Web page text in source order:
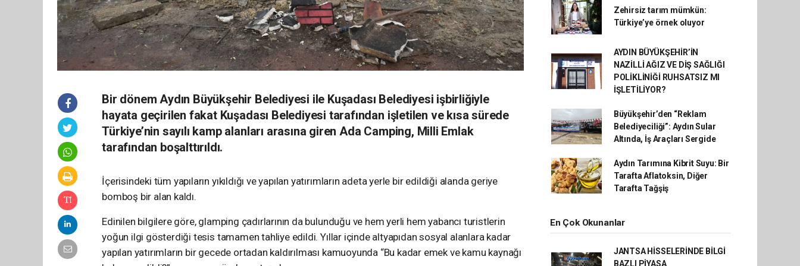
Bir dönem Aydın Büyükşehir Belediyesi ile Kuşadası Belediyesi işbirliğiyle
hayata geçirilen fakat Kuşadası Belediyesi tarafından işletilen ve kısa sürede
Türkiye’nin sayılı kamp alanları arasına giren Ada Camping, Milli Emlak
tarafından boşalttırıldı.
İçerisindeki tüm yapıların yıkıldığı ve yapılan yatırımların adeta yerle bir edildiği alanda geriye
bomboş bir alan kaldı.
Edinilen bilgilere göre, glamping çadırlarının da bulunduğu ve hem yerli hem yabancı turistlerin
yoğun ilgi gösterdiği tesis tamamen tahliye edildi. Yıllar içinde altyapıdan sosyal alanlara kadar
yapılan yatırımların bir gecede ortadan kaldırılması kamuoyunda “Bu kadar emek ve kamu kaynağı
Zehirsiz tarım mümkün:
Türkiye’ye örnek oluyor
AYDIN BÜYÜKŞEHİR’İN
NAZİLLİ AĞIZ VE DİŞ SAĞLIĞI
POLİKLİNİĞİ RUHSATSIZ MI
İŞLETİLİYOR?
Büyükşehir’den “Reklam
Belediyeciliği”: Aydın Sular
Altında, İş Araçları Sergide
Aydın Tarımına Kibrit Suyu: Bir
Tarafta Aflatoksin, Diğer
Tarafta Tağşiş
En Çok Okunanlar
JANTSA HİSSELERİNDE BİLGİ
BAZLI PİYASA